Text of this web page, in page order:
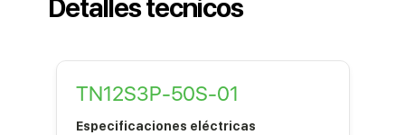
Detalles técnicos
TN12S3P-50S-01
Especificaciones eléctricas